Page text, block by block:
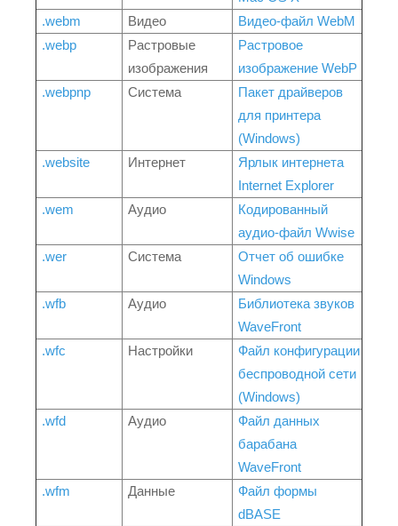
.webm
Видео
Видео-файл WebM
.webp
Растровые
изображения
Растровое
изображение WebP
.webpnp
Система
Пакет драйверов
для принтера
(Windows)
.website
Интернет
Ярлык интернета
Internet Explorer
.wem
Аудио
Кодированный
аудио-файл Wwise
.wer
Система
Отчет об ошибке
Windows
.wfb
Аудио
Библиотека звуков
WaveFront
.wfc
Настройки
Файл конфигурации
беспроводной сети
(Windows)
.wfd
Аудио
Файл данных
барабана
WaveFront
.wfm
Данные
Файл формы
dBASE